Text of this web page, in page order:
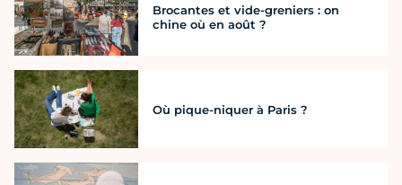
Brocantes et vide-greniers : on
chine où en août ?
Où pique-niquer à Paris ?